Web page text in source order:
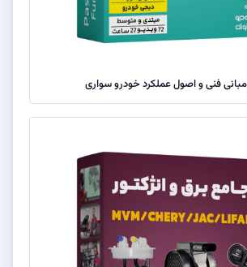
فنی و اصول عملکرد خودرو سواری